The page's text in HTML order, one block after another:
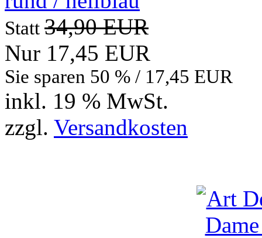
Statt 34,90 EUR
Nur 17,45 EUR
Sie sparen 50 % / 17,45 EUR
inkl. 19 % MwSt.
zzgl. Versandkosten